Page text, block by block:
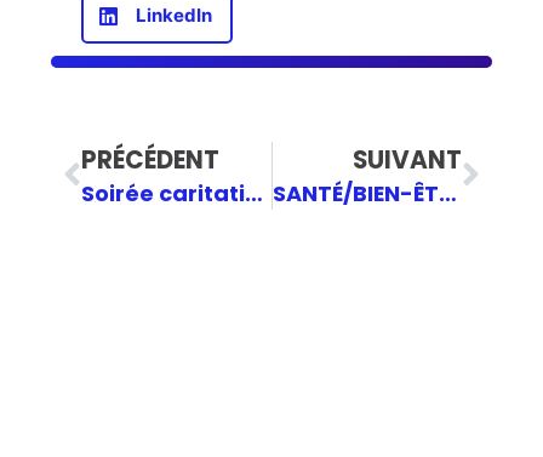
LinkedIn
PRÉCÉDENT
Soirée caritative des Jeunes MR du 14 avril 2023
SUIVANT
SANTÉ/BIEN-ÊTRE DES JEUNES ET ÉCO-ANXIÉTÉ